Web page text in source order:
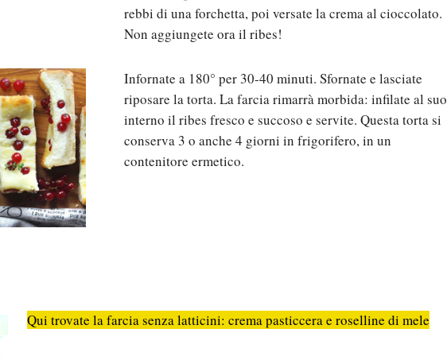
rebbi di una forchetta, poi versate la crema al cioccolato.
Non aggiungete ora il ribes!
Infornate a 180° per 30-40 minuti. Sfornate e lasciate
riposare la torta. La farcia rimarrà morbida: infilate al suo
interno il ribes fresco e succoso e servite. Questa torta si
conserva 3 o anche 4 giorni in frigorifero, in un
contenitore ermetico.
Qui trovate la farcia senza latticini: crema pasticcera e roselline di mele